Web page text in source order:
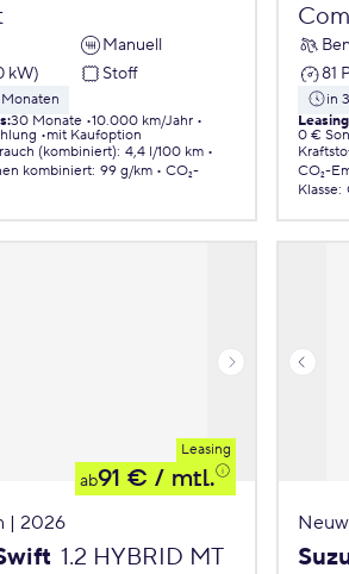
Manuell
kW)
Stoff
:30 Monate 10.000 km/Jahr
mit Kaufoption
(kombiniert): 4,4 l/100 km
kombiniert: 99 g/km
CO₂-
81
in
0 €
CO₂-
Klasse:
Leasing
ab91 € / mtl.
| 2026
1.2 HYBRID MT